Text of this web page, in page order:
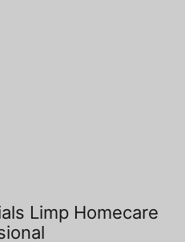
Limp Homecare